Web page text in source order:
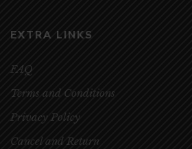
EXTRA LINKS
FAQ
Terms and Conditions
Privacy Policy
Cancel and Return